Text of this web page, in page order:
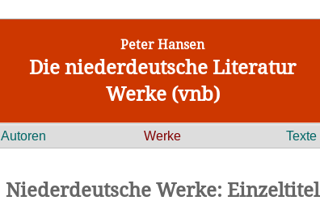
Peter Hansen
Die niederdeutsche Literatur
Werke (vnb)
Autoren Werke Texte
Niederdeutsche Werke: Einzeltitel